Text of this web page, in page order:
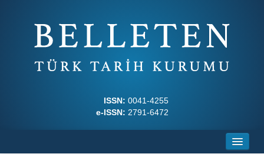
ISSN: 0041-4255
e-ISSN: 2791-6472